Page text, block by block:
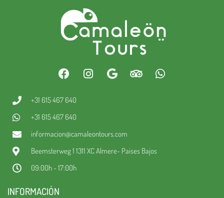
+31 615 467 640
+31 615 467 640
informacion@camaleontours.com
Beemsterweg 1 1311 XC Almere- Paises Bajos
09:00h - 17:00h
INFORMACIÓN